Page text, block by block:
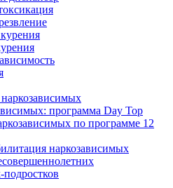
программа Day Top
по программе 12
наркозависимых